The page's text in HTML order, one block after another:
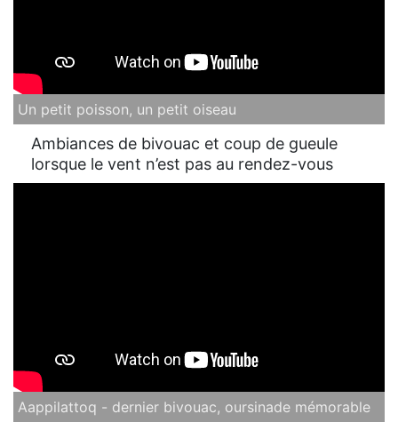
Un petit poisson, un petit oiseau
Ambiances de bivouac et coup de gueule
lorsque le vent n’est pas au rendez-vous
Aappilattoq - dernier bivouac, oursinade mémorable